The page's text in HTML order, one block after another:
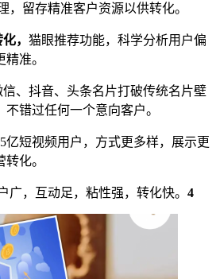
，留存精准客户资源以供转化。
， 猫眼推荐功能，科学分析用户偏
准。
信、抖音、头条名片打破传统名片壁
错过任何一个意向客户。
亿短视频用户，方式更多样，展示更
化。
广，互动足，粘性强，转化快。 4